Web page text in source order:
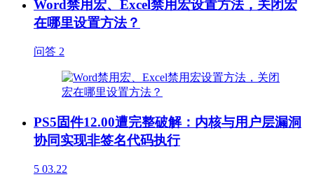
Word禁用宏、Excel禁用宏设置方法，关闭宏
在哪里设置方法？
问答 2
PS5固件12.00遭完整破解：内核与用户层漏洞
协同实现非签名代码执行
5 03.22